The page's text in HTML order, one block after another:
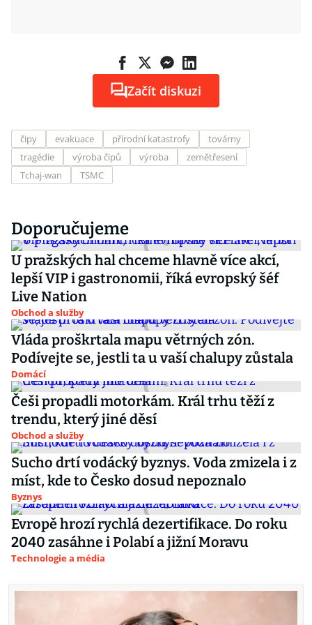
Začít diskuzi
čipy evakuace přírodní katastrofy
továrny
tragédie
výroba čipů výroba
zemětřesení
Tchaj-wan
TSMC
Doporučujeme
U pražských hal chceme hlavně více akcí,
lepší VIP i gastronomii, říká evropský šéf
Live Nation
Obchod a služby
Vláda proškrtala mapu větrných zón.
Podívejte se, jestli ta u vaší chalupy zůstala
Domácí
Češi propadli motorkám. Král trhu těží z
trendu, který jiné děsí
Obchod a služby
Sucho drtí vodácký byznys. Voda zmizela i z
míst, kde to Česko dosud nepoznalo
Byznys
Evropě hrozí rychlá dezertifikace. Do roku
2040 zasáhne i Polabí a jižní Moravu
Technologie a média